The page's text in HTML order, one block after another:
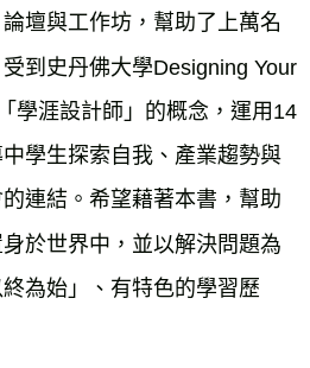
壇與工作坊，幫助了上萬名
到史丹佛大學Designing Your
學涯設計師」的概念，運用14
學生探索自我、產業趨勢與
連結。希望藉著本書，幫助
於世界中，並以解決問題為
為始」、有特色的學習歷